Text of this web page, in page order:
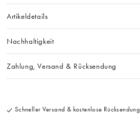
Artikeldetails
Nachhaltigkeit
Zahlung, Versand & Rücksendung
Schneller Versand & kostenlose Rücksendung